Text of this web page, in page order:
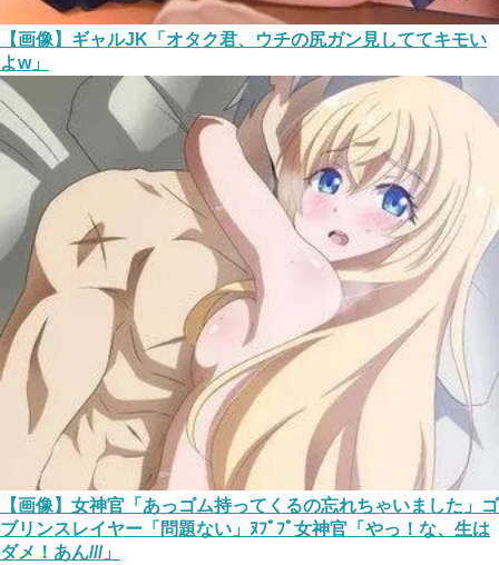
【画像】ギャルJK「オタク君、ウチの尻ガン見しててキモい
よw」
【画像】女神官「あっゴム持ってくるの忘れちゃいました」ゴ
ブリンスレイヤー「問題ない」ﾇﾌﾟﾌﾟ女神官「やっ！な、生は
ダメ！あん///」